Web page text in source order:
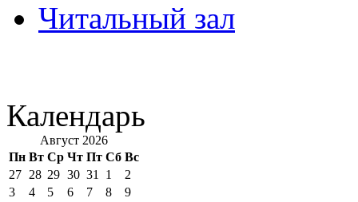
Читальный зал
Календарь
Август 2026
Пн Вт Ср Чт Пт Сб Вс
27 28 29 30 31 1
2
3
4 5 6 7 8
9